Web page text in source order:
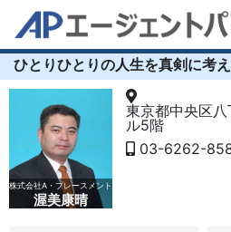
ひとりひとりの人生を真剣に考
株式会社A・プレースメント
渥美康晴
東京都中央区
ル5階
03-6262-